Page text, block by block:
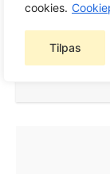
cookies.
Tilpas
Gevindlængde